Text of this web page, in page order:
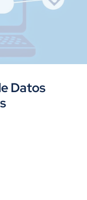
Datos